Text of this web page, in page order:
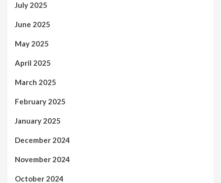
July 2025
June 2025
May 2025
April 2025
March 2025
February 2025
January 2025
December 2024
November 2024
October 2024